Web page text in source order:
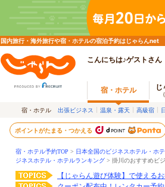
国内旅行・海外旅行や宿・ホテルの宿泊予約はじゃらんnet
こんにちは♪ゲストさん
宿・ホテル じ
宿・ホテル 出張ビジネス 温泉・露天 高級宿
ポイントがたまる・つかえる
宿・ホテル予約TOP > 日本全国のビジネスホテル・ホ
ジネスホテル・ホテルランキング > 掛川のおすすめビ
【じゃらん遊び体験】で使える